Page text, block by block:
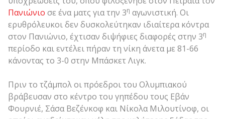
Πανιώνιο σε ένα ματς για την 3η αγωνιστική. Οι
ερυθρόλευκοι δεν δυσκολεύτηκαν ιδιαίτερα κόντρα
στον Πανιώνιο, έχτισαν διψήφιες διαφορές στην 3η
περίοδο και εντέλει πήραν τη νίκη άνετα με 81-66
κάνοντας το 3-0 στην Μπάσκετ Λιγκ.
Πριν το τζάμπολ οι πρόεδροι του Ολυμπιακού
βράβευσαν στο κέντρο του γηπέδου τους Εβάν
Φουρνιέ, Σάσα Βεζένκοφ και Νίκολα Μιλουτίνοφ, οι